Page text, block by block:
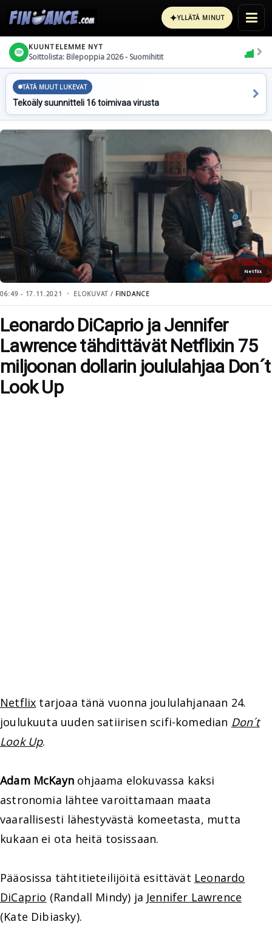
✦YLLÄTÄ MINUT
KUUNTELEMME NYT
Soittolista: Bilepoppia 2026 - Suomihitit
TÄTÄ MUUT LUKEVAT
Tekoäly suunnitteli 16 toimivaa virusta
Netflix
06:49 - 17.11.2021 ELOKUVAT / FINDANCE
Leonardo DiCaprio ja Jennifer
Lawrence tähdittävät Netflixin 75
miljoonan dollarin joululahjaa Don´t
Look Up
Netflix tarjoaa tänä vuonna joululahjanaan 24.
joulukuuta uuden satiirisen scifi-komedian Don´t
Look Up.
Adam McKaynohjaama elokuvassa kaksi
astronomia lähtee varoittamaan maata
vaarallisesti lähestyvästä komeetasta, mutta
kukaan ei ota heitä tosissaan.
Pääosissa tähtitieteilijöitä esittävät Leonardo
DiCaprio (Randall Mindy) ja Jennifer Lawrence
(Kate Dibiasky).